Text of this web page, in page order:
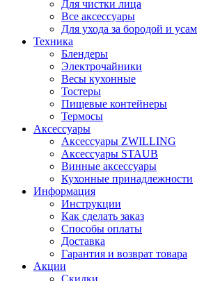
Для чистки лица
Все аксессуары
Для ухода за бородой и
Техника
Блендеры
Электрочайники
Весы кухонные
Тостеры
Пищевые контейнеры
Термосы
Аксессуары
Аксессуары ZWILLING
Аксессуары STAUB
Винные аксессуары
Кухонные принадлежности
Информация
Инструкции
Как сделать заказ
Способы оплаты
Доставка
Гарантия и возврат товара
Акции
Скидки